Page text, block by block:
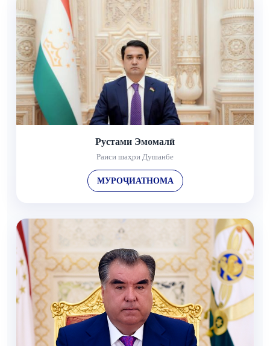
Рустами Эмомалӣ
Раиси шаҳри Душанбе
МУРОҶИАТНОМА